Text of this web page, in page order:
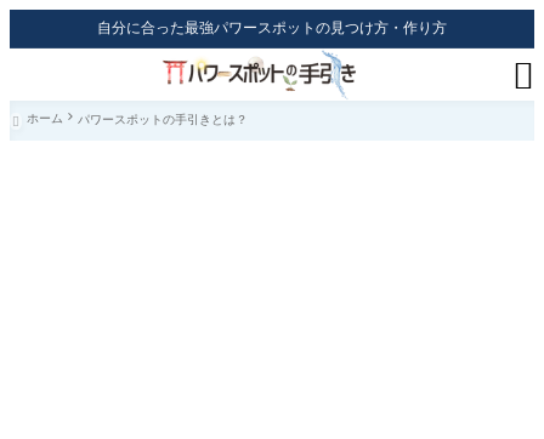
自分に合った最強パワースポットの見つけ方・作り方

 ホーム パワースポットの手引きとは？